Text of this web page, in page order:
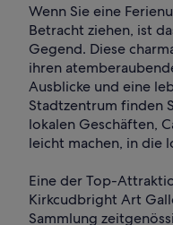
Wenn Sie eine
Betracht ziehen, ist
Gegend. Diese
ihren
Ausblicke und eine
Stadtzentrum finden
lokalen Geschäften,
leicht machen, in die
Eine der Top-
Kirkcudbright Art
Sammlung